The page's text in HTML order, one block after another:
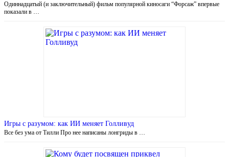
Одиннадцатый (и заключительный) фильм популярной киносаги “Форсаж” впервые
показали в …
Игры с разумом: как ИИ меняет Голливуд
Все без ума от Тилли Про нее написаны лонгриды в …